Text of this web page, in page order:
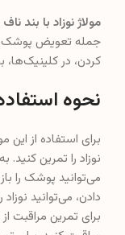
مولاژ نوزاد با بند ناف
جمله تعویض پوشک،
کردن، در
نحوه
برای استفاده از
نوزاد را تمرین
می‌توانید پوشک را
دادن، می‌توانید
برای تمرین مراقبت